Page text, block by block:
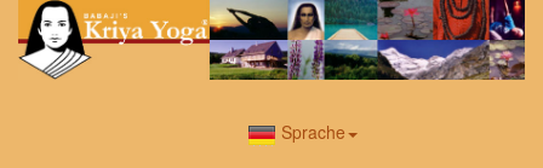
Sprache